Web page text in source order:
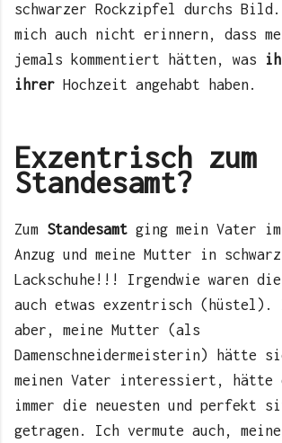
schwarzer Rockzipfel durchs
mich auch nicht erinnern, dass
jemals kommentiert hätten, was
ihrer
Hochzeit angehabt haben.
Exzentrisch zum
Standesamt?
Zum Standesamt ging mein Vater im
Anzug und meine Mutter in
Lackschuhe!!! Irgendwie waren
auch etwas exzentrisch (hüstel).
aber, meine Mutter (als
Damenschneidermeisterin) hätte
meinen Vater interessiert, hätte
immer die neuesten und perfekt
getragen. Ich vermute auch,